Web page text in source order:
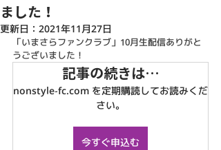
ました！
更新日： 2021年11月27日
「いまさらファンクラブ」10月生配信ありがと
うございました！
記事の続きは…
nonstyle-fc.com を定期購読してお読みくだ
さい。
今すぐ申込む